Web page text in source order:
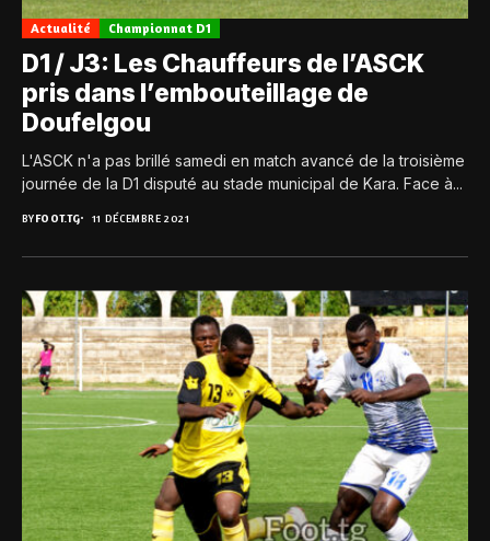
Actualité Championnat D1
D1 / J3: Les Chauffeurs de l’ASCK
pris dans l’embouteillage de
Doufelgou
L'ASCK n'a pas brillé samedi en match avancé de la troisième
journée de la D1 disputé au stade municipal de Kara. Face à...
BYFOOT.TG 11 DÉCEMBRE 2021